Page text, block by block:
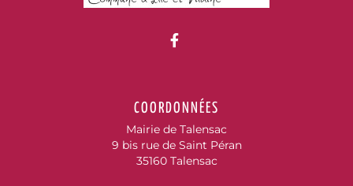
Lien vers le compte
COORDONNÉES
Mairie de Talensac
9 bis rue de Saint Péran
35160 Talensac